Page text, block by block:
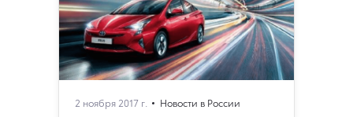
2 ноября 2017 г. Новости в России